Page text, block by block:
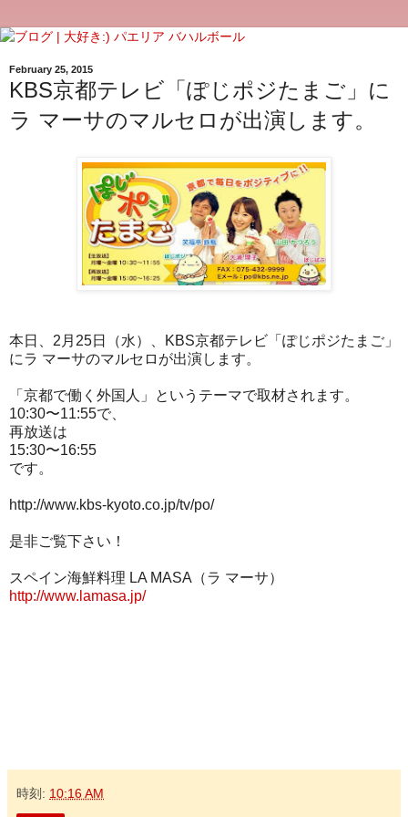
February 25, 2015
KBS京都テレビ「ぽじポジたまご」に
ラ マーサのマルセロが出演します。
本日、2月25日（水）、KBS京都テレビ「ぽじポジたまご」
にラ マーサのマルセロが出演します。
「京都で働く外国人」というテーマで取材されます。
10:30〜11:55で、
再放送は
15:30〜16:55
です。
http://www.kbs-kyoto.co.jp/tv/po/
是非ご覧下さい！
スペイン海鮮料理 LA MASA（ラ マーサ）
http://www.lamasa.jp/
時刻: 10:16 AM